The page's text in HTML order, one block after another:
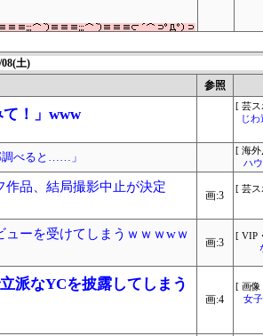
08(土)
参照
！」www
[ 芸ス
じわ
調べると……」
[ 海外
ハ
作品、結局撮影中止が決定
画:3
[ 芸ス
ューを受けてしまうｗｗｗwｗ
画:3
[ VIP
派なYCを披露してしまう
画:4
[ 画像
女